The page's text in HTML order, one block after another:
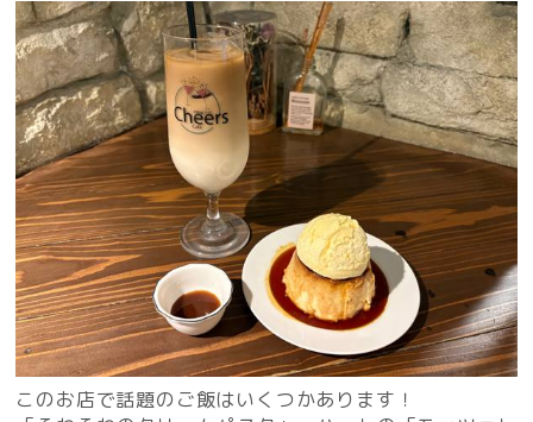
このお店で話題のご飯はいくつかあります！